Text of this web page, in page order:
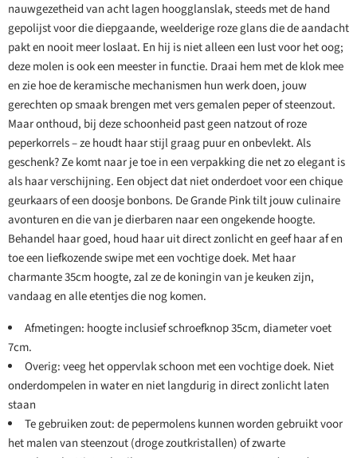
nauwgezetheid van acht lagen hoogglanslak, steeds met de hand
gepolijst voor die diepgaande, weelderige roze glans die de aandacht
pakt en nooit meer loslaat. En hij is niet alleen een lust voor het oog;
deze molen is ook een meester in functie. Draai hem met de klok mee
en zie hoe de keramische mechanismen hun werk doen, jouw
gerechten op smaak brengen met vers gemalen peper of steenzout.
Maar onthoud, bij deze schoonheid past geen natzout of roze
peperkorrels – ze houdt haar stijl graag puur en onbevlekt. Als
geschenk? Ze komt naar je toe in een verpakking die net zo elegant is
als haar verschijning. Een object dat niet onderdoet voor een chique
geurkaars of een doosje bonbons. De Grande Pink tilt jouw culinaire
avonturen en die van je dierbaren naar een ongekende hoogte.
Behandel haar goed, houd haar uit direct zonlicht en geef haar af en
toe een liefkozende swipe met een vochtige doek. Met haar
charmante 35cm hoogte, zal ze de koningin van je keuken zijn,
vandaag en alle etentjes die nog komen.
Afmetingen: hoogte inclusief schroefknop 35cm, diameter voet
7cm.
Overig: veeg het oppervlak schoon met een vochtige doek. Niet
onderdompelen in water en niet langdurig in direct zonlicht laten
staan
Te gebruiken zout: de pepermolens kunnen worden gebruikt voor
het malen van steenzout (droge zoutkristallen) of zwarte